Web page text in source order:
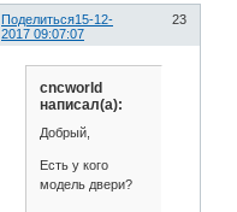
Поделиться 23
15-12-
2017 09:07:07
cncworld
написал(а):
Добрый,
Есть у кого
модель двери?